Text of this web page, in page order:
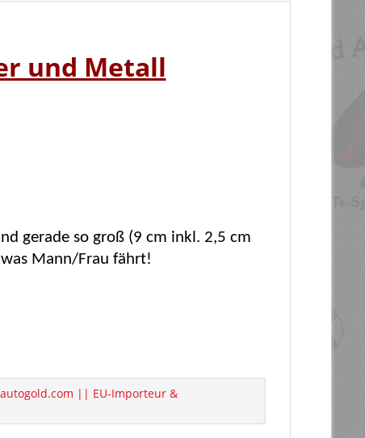
und Metall
gerade so groß (9 cm inkl. 2,5 cm
Mann/Frau fährt!
|| EU-Importeur &